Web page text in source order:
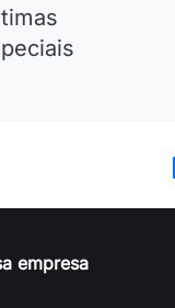
empresa